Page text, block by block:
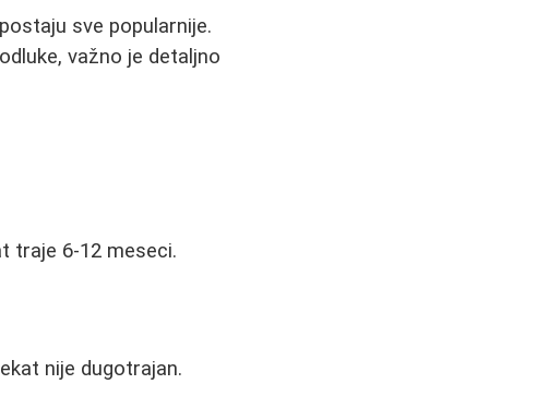
sve popularnije.
važno je detaljno
traje 6-12 meseci.
nije dugotrajan.